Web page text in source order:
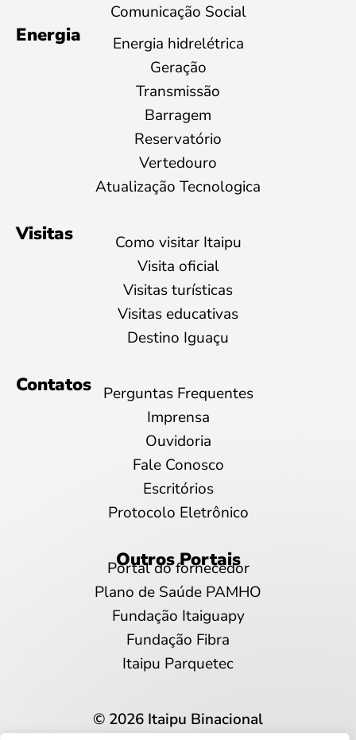
Comunicação Social
Energia
Energia hidrelétrica
Geração
Transmissão
Barragem
Reservatório
Vertedouro
Atualização Tecnologica
Visitas
Como visitar Itaipu
Visita oficial
Visitas turísticas
Visitas educativas
Destino Iguaçu
Contatos
Perguntas Frequentes
Imprensa
Ouvidoria
Fale Conosco
Escritórios
Protocolo Eletrônico
Outros Portais
Portal do fornecedor
Plano de Saúde PAMHO
Fundação Itaiguapy
Fundação Fibra
Itaipu Parquetec
© 2026 Itaipu Binacional